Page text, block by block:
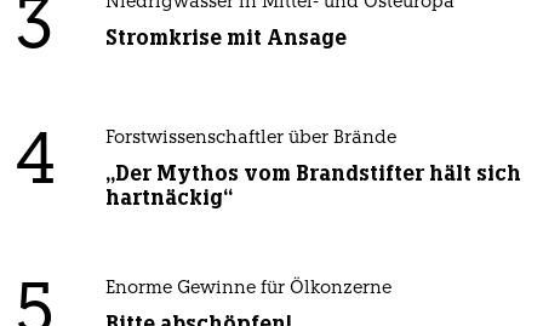
3 Stromkrise mit Ansage
4 Forstwissenschaftler über Brände
„Der Mythos vom Brandstifter hält sich
hartnäckig“
Enorme Gewinne für Ölkonzerne